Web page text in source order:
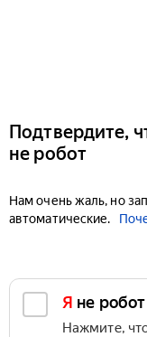
Подтвердите,
не робот
Нам очень жаль, но
автоматические.
Я не робот
Нажмите,